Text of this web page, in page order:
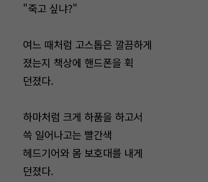
"죽고 싶냐?"
여느 때처럼 고스톱은 깔끔하게
졌는지 책상에 핸드폰을 휙
던졌다.
하마처럼 크게 하품을 하고서
쓱 일어나고는 빨간색
헤드기어와 몸 보호대를 내게
던졌다.